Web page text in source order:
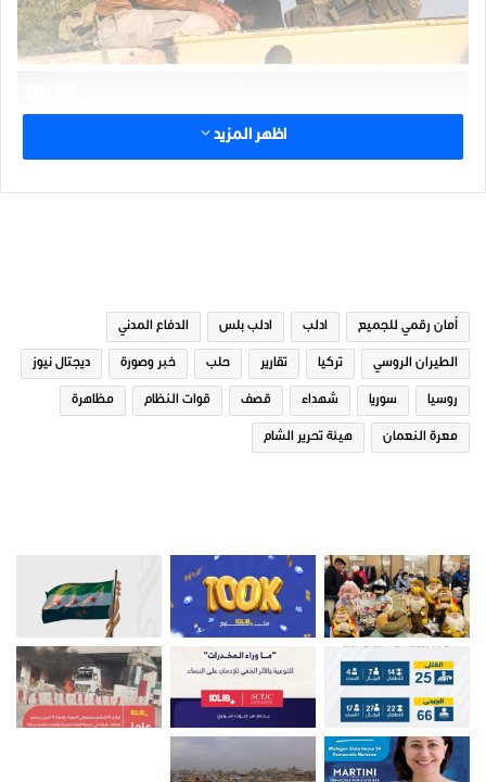
اظهر المزيد
أمان رقمي للجميع ادلب ادلب بلس الدفاع المدني
الطيران الروسي تركيا تقارير حلب خبر وصورة ديجتال نيوز
روسيا سوريا شهداء قصف قوات النظام مظاهرة
معرة النعمان هيئة تحرير الشام